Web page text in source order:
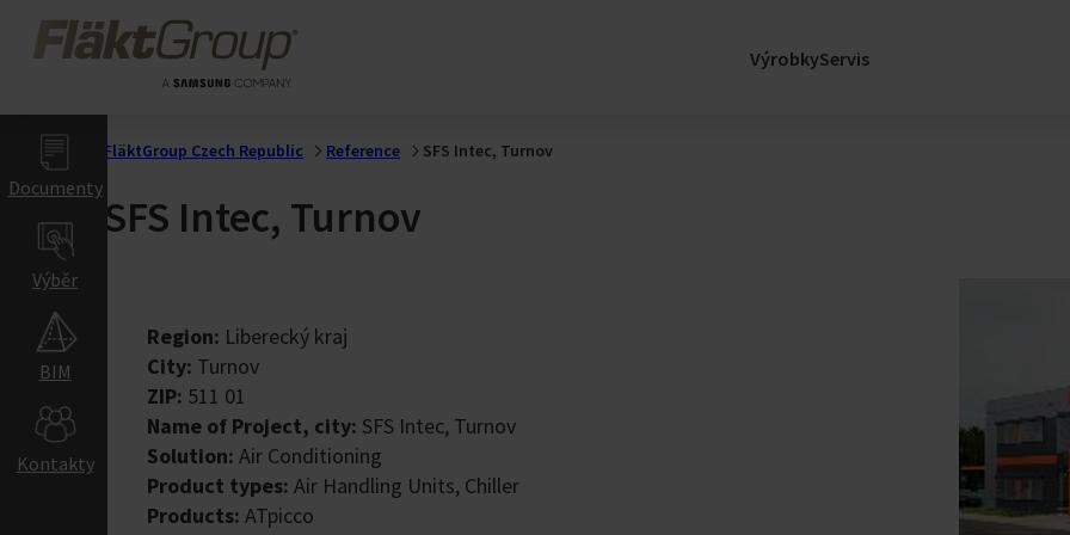
Gigafactory
Indoor Air Climate
Divadla & kina
Sportoviště
Skladiště
VýrobkyServis
Documenty
Výběr
BIM
Kontakty
FläktGroup Czech Republic Reference SFS Intec, Turnov
SFS Intec, Turnov
Region: Liberecký kraj
City: Turnov
ZIP: 511 01
Name of Project, city: SFS Intec, Turnov
Solution: Air Conditioning
Product types: Air Handling Units, Chiller
Products: ATpicco